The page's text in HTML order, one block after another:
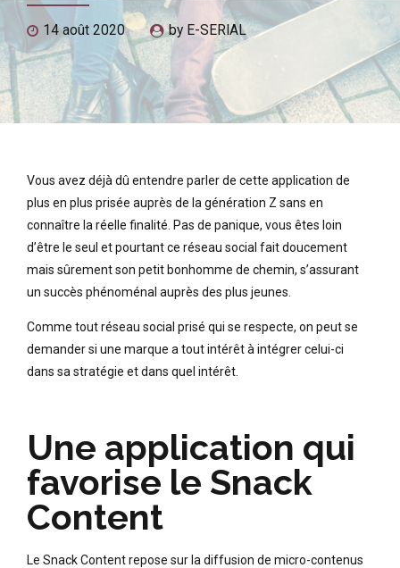
14 août 2020 by E-SERIAL
Vous avez déjà dû entendre parler de cette application de
plus en plus prisée auprès de la génération Z sans en
connaître la réelle finalité. Pas de panique, vous êtes loin
d’être le seul et pourtant ce réseau social fait doucement
mais sûrement son petit bonhomme de chemin, s’assurant
un succès phénoménal auprès des plus jeunes.
Comme tout réseau social prisé qui se respecte, on peut se
demander si une marque a tout intérêt à intégrer celui-ci
dans sa stratégie et dans quel intérêt.
Une application qui
favorise le Snack
Content
Le Snack Content repose sur la diffusion de micro-contenus